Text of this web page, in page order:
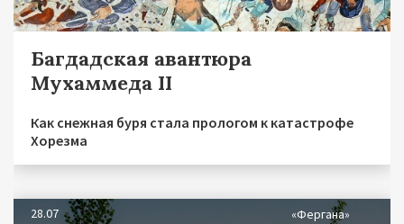
Багдадская авантюра
Мухаммеда II
Как снежная буря стала прологом к катастрофе
Хорезма
28.07 «Фергана»